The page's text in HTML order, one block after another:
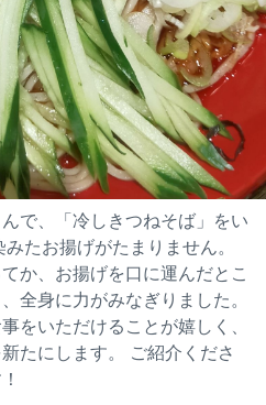
で、「冷しきつねそば」をい
たお揚げがたまりません。
か、お揚げを口に運んだとこ
全身に力がみなぎりました。
をいただけることが嬉しく、
たにします。 ご紹介くださ
ース。
ずほスプリント］で、ソーヴキ
挙げました。